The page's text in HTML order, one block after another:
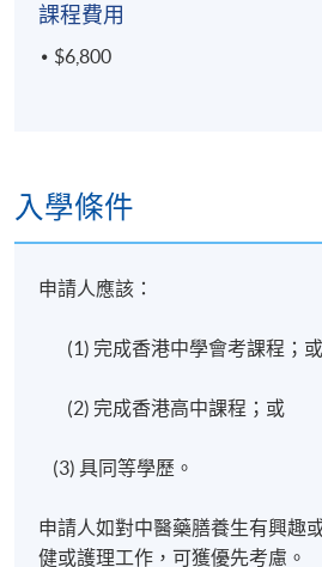
課程費用
$6,800
入學條件
申請人應該：
(1) 完成香港中學會考課程；
(2) 完成香港高中課程；或
(3) 具同等學歷。
申請人如對中醫藥膳養生有興趣
健或護理工作，可獲優先考慮。